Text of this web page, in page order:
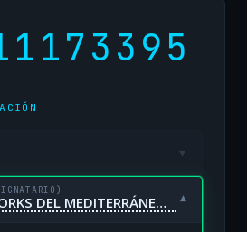
▾
AIRE NETWORKS DEL MEDITERRÁNEO, S.L. UNIPERSONAL ▾